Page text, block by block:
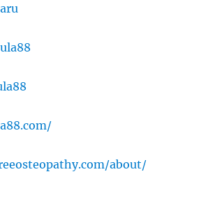
about/